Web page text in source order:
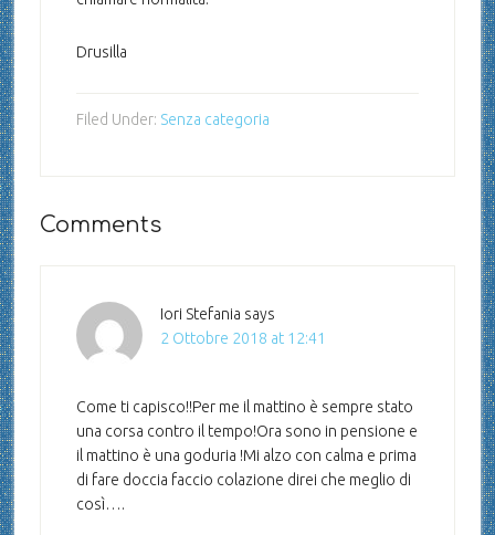
Drusilla
Filed Under: Senza categoria
Comments
Iori Stefania says
2 Ottobre 2018 at 12:41
Come ti capisco!!Per me il mattino è sempre stato
una corsa contro il tempo!Ora sono in pensione e
il mattino è una goduria !Mi alzo con calma e prima
di fare doccia faccio colazione direi che meglio di
così….